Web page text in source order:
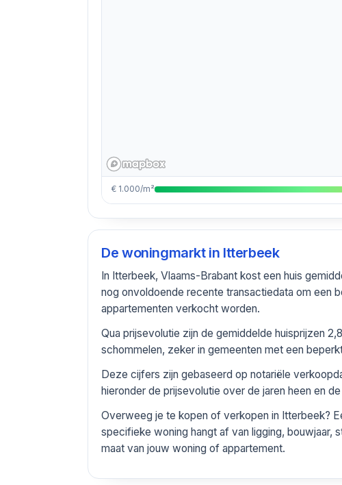
€ 1.000/m²
De woningmarkt in Itterbeek
In Itterbeek, Vlaams-Brabant kost een huis
nog onvoldoende recente transactiedata om een
appartementen verkocht worden.
Qua prijsevolutie zijn de gemiddelde huisprijzen
schommelen, zeker in gemeenten met een
Deze cijfers zijn gebaseerd op notariële
hieronder de prijsevolutie over de jaren heen en
Overweeg je te kopen of verkopen in Itterbeek?
specifieke woning hangt af van ligging, bouwjaar,
maat van jouw woning of appartement.